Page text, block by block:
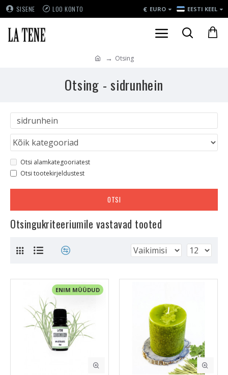
SISENE LOO KONTO € EURO EESTI KEEL
Otsing
Otsing - sidrunhein
Otsi alamkategooriatest
Otsi tootekirjeldustest
OTSI
Otsingukriteeriumile vastavad tooted
ENIM MÜÜDUD